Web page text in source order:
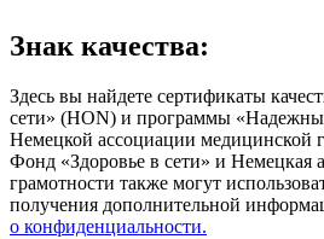
Знак качества:
Здесь вы найдете сертификаты
сети» (HON) и программы
Немецкой ассоциации медицинской
Фонд «Здоровье в сети» и Немецкая
грамотности также могут
получения дополнительной
о конфиденциальности.